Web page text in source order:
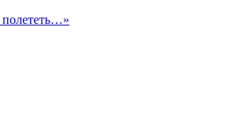
полететь…»